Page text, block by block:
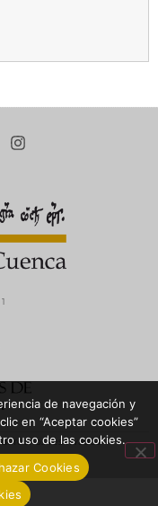
reservados
de Cookies
de navegación y
en “Aceptar cookies”
uso de las cookies.
Cookies